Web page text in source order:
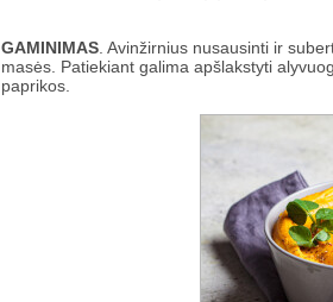
GAMINIMAS . Avinžirnius nusausinti ir
masės. Patiekiant galima apšlakstyti
paprikos.